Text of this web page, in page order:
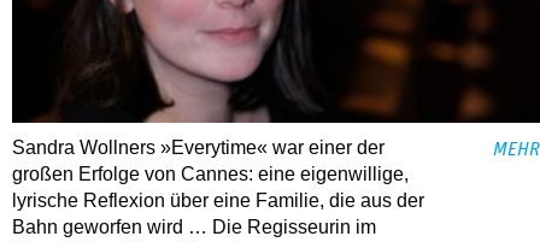
Sandra Wollners »Everytime« war einer der
großen Erfolge von Cannes: eine eigenwillige,
lyrische Reflexion über eine ­Familie, die aus der
Bahn geworfen wird … Die Regisseurin im
MEHR